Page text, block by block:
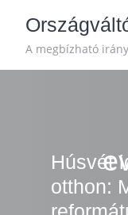
contentA megbízható
Húsvét
otthon: